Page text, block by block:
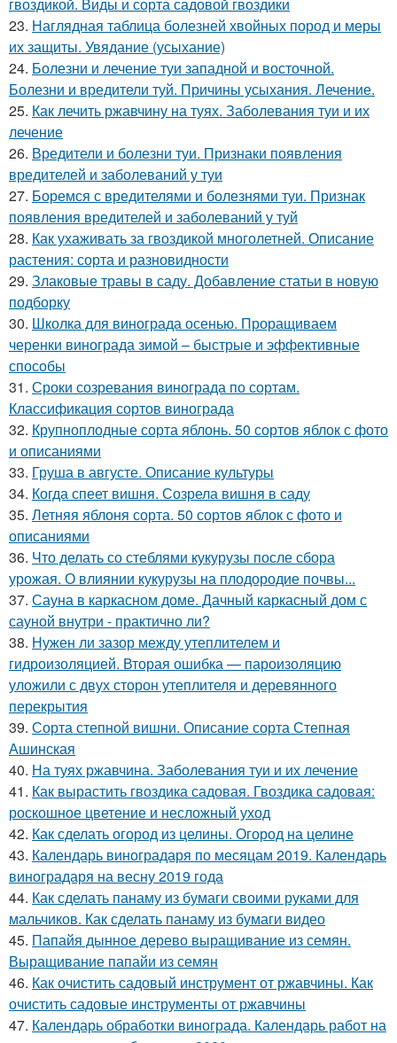
23. Наглядная таблица болезней хвойных пород и меры
их защиты. Увядание (усыхание)
24. Болезни и лечение туи западной и восточной.
Болезни и вредители туй. Причины усыхания. Лечение.
25. Как лечить ржавчину на туях. Заболевания туи и их
лечение
26. Вредители и болезни туи. Признаки появления
вредителей и заболеваний у туи
27. Боремся с вредителями и болезнями туи. Признак
появления вредителей и заболеваний у туй
28. Как ухаживать за гвоздикой многолетней. Описание
растения: сорта и разновидности
29. Злаковые травы в саду. Добавление статьи в новую
подборку
30. Школка для винограда осенью. Проращиваем
черенки винограда зимой – быстрые и эффективные
способы
31. Сроки созревания винограда по сортам.
Классификация сортов винограда
32. Крупноплодные сорта яблонь. 50 сортов яблок с фото
и описаниями
33. Груша в августе. Описание культуры
34. Когда спеет вишня. Созрела вишня в саду
35. Летняя яблоня сорта. 50 сортов яблок с фото и
описаниями
36. Что делать со стеблями кукурузы после сбора
урожая. О влиянии кукурузы на плодородие почвы...
37. Сауна в каркасном доме. Дачный каркасный дом с
сауной внутри - практично ли?
38. Нужен ли зазор между утеплителем и
гидроизоляцией. Вторая ошибка — пароизоляцию
уложили с двух сторон утеплителя и деревянного
перекрытия
39. Сорта степной вишни. Описание сорта Степная
Ашинская
40. На туях ржавчина. Заболевания туи и их лечение
41. Как вырастить гвоздика садовая. Гвоздика садовая:
роскошное цветение и несложный уход
42. Как сделать огород из целины. Огород на целине
43. Календарь виноградаря по месяцам 2019. Календарь
виноградаря на весну 2019 года
44. Как сделать панаму из бумаги своими руками для
мальчиков. Как сделать панаму из бумаги видео
45. Папайя дынное дерево выращивание из семян.
Выращивание папайи из семян
46. Как очистить садовый инструмент от ржавчины. Как
очистить садовые инструменты от ржавчины
47. Календарь обработки винограда. Календарь работ на